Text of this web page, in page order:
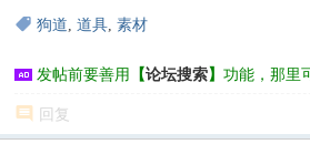
狗道, 道具, 素材
发帖前要善用 【论坛搜索】 功能，那里
回复